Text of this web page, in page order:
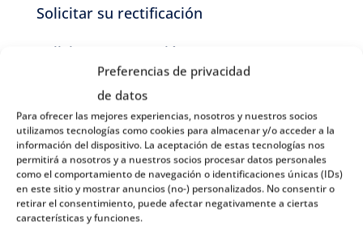
Preferencias de privacidad
de datos
Para ofrecer las mejores experiencias, nosotros y nuestros socios
utilizamos tecnologías como cookies para almacenar y/o acceder a la
información del dispositivo. La aceptación de estas tecnologías nos
permitirá a nosotros y a nuestros socios procesar datos personales
como el comportamiento de navegación o identificaciones únicas (IDs)
en este sitio y mostrar anuncios (no-) personalizados. No consentir o
retirar el consentimiento, puede afectar negativamente a ciertas
características y funciones.
Solicitar su rectificación
Solicitar su supresión
Oponerse a su tratamiento.
Solicitar la limitación de su tratamiento.
La portabilidad de datos personales.
Usted podrá ejercer sus derechos